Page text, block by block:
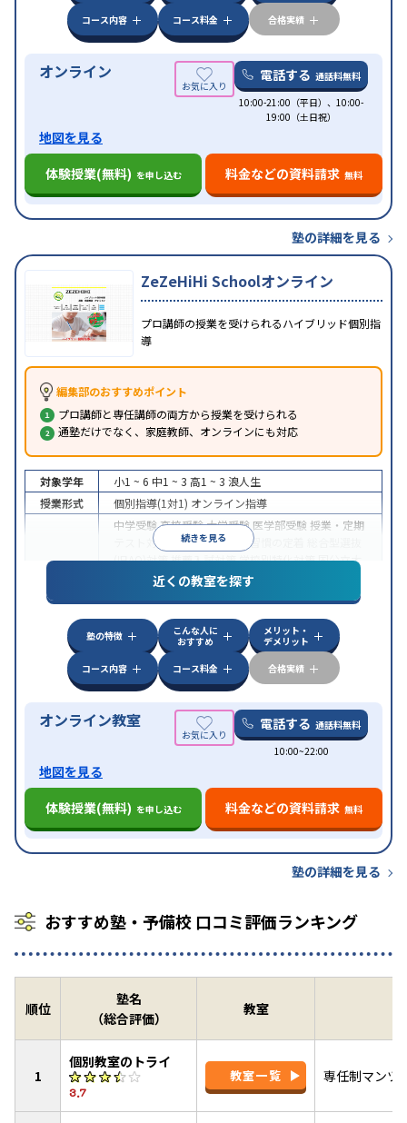
コース内容
コース料金 合格実績
オンライン 電話する 通話料無料
10:00-21:00（平日）、10:00-
19:00（土日祝）
地図を見る
体験授業(無料) を申し込む 料金などの資料請求 無料
塾の詳細を見る
ZeZeHiHi Schoolオンライン
プロ講師の授業を受けられるハイブリッド個別指
導
編集部のおすすめポイント
プロ講師と専任講師の両方から授業を受けられる
通塾だけでなく、家庭教師、オンラインにも対応
続きを見る
対象学年 小1 ~ 6 中1 ~ 3 高1 ~ 3 浪人生
授業形式
個別指導(1対1) オンライン指導
中学受験高校受験大学受験 医学部受験 授業・定期
テスト対策
内申点対策 学習習慣の定着
(旧AO)対策推薦入試対策学校別特化対策国公立大
私大対策共通テスト対策
英語・英会話特化
特徴
中高一貫校生に対応授業の振替可能 不登校生に対
オンライン対応 1科目から受講可能季節講習の
みの受講可
自習室あり
近くの教室を探す
塾の特徴
こんな人に
おすすめ
メリット・
デメリット
コース内容
コース料金 合格実績
オンライン教室 電話する 通話料無料
10:00~22:00
地図を見る
体験授業(無料) を申し込む 料金などの資料請求 無料
塾の詳細を見る
おすすめ塾・予備校 口コミ評価ランキング
順位
塾名
（総合評価）
教室
1
個別教室のトライ
3.7
教室一覧 専任制マンツ